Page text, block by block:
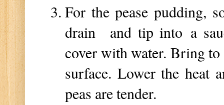
For the pease pudding,
drain and tip into a
cover with water. Bring
surface. Lower the heat
peas are tender.